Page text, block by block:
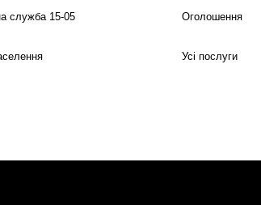
служба 15-05 Оголошення
Усі послуги